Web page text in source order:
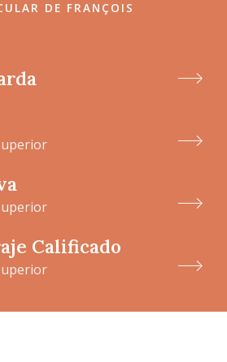
DE FRANÇOIS
Calificado